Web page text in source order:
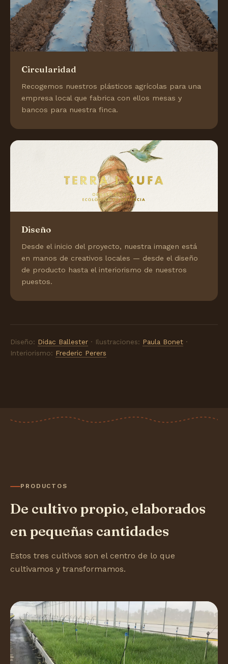
Circularidad
Recogemos nuestros plásticos agrícolas para una
empresa local que fabrica con ellos mesas y
bancos para nuestra finca.
Diseño
Desde el inicio del proyecto, nuestra imagen está
en manos de creativos locales — desde el diseño
de producto hasta el interiorismo de nuestros
puestos.
Diseño: Didac Ballester · Ilustraciones: Paula Bonet ·
Interiorismo: Frederic Perers
PRODUCTOS
De cultivo propio, elaborados
en pequeñas cantidades
Estos tres cultivos son el centro de lo que
cultivamos y transformamos.